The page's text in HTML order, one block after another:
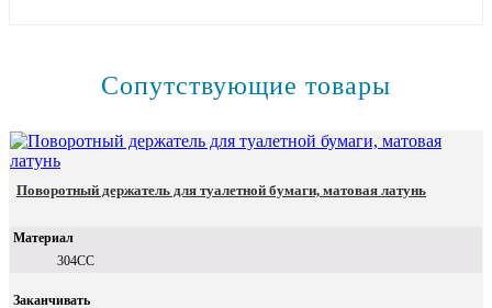
Сопутствующие товары
Поворотный держатель для туалетной бумаги, матовая латунь
Материал
304СС
Заканчивать